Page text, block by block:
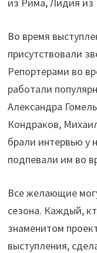
Во время
присутствовали
Репортерами во
работали
Александра
Кондраков,
брали интервью у
подпевали им во
Все желающие
сезона. Каждый,
знаменитом
выступления,